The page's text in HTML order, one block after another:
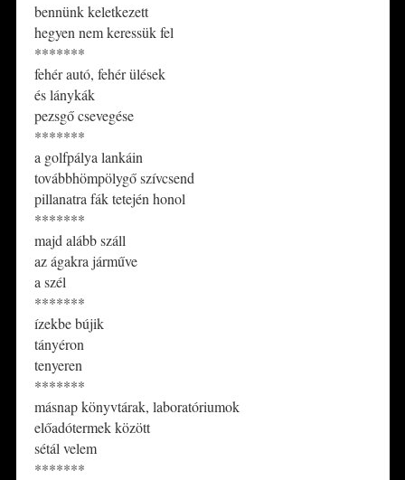
bennünk keletkezett
hegyen nem keressük fel
*******
fehér autó, fehér ülések
és lánykák
pezsgő csevegése
*******
a golfpálya lankáin
továbbhömpölygő szívcsend
pillanatra fák tetején honol
*******
majd alább száll
az ágakra járműve
a szél
*******
ízekbe bújik
tányéron
tenyeren
*******
másnap könyvtárak, laboratóriumok
előadótermek között
sétál velem
*******